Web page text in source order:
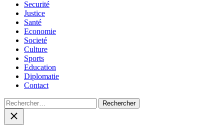
Securité
Justice
Santé
Economie
Societé
Culture
Sports
Education
Diplomatie
Contact
Rechercher :
Close
search